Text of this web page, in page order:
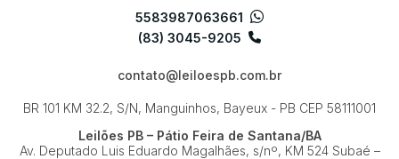
5583987063661
(83) 3045-9205
contato@leiloespb.com.br
BR 101 KM 32.2, S/N, Manguinhos, Bayeux - PB CEP 58111001
Leilões PB – Pátio Feira de Santana/BA
Av. Deputado Luis Eduardo Magalhães, s/nº, KM 524Subaé –